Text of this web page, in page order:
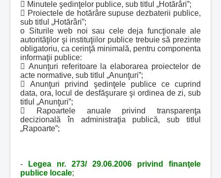
 Minutele şedinţelor publice, sub titlul „Hotărâri”;
 Proiectele de hotărâre supuse dezbaterii publice,
sub titlul „Hotărâri”;
o Siturile web noi sau cele deja funcţionale ale
autorităţilor şi instituţiilor publice trebuie să prezinte
obligatoriu, ca cerinţă minimală, pentru componenta
informaţii publice:
 Anunţuri referitoare la elaborarea proiectelor de
acte normative, sub titlul „Anunţuri”;
 Anunţuri privind şedinţele publice ce cuprind
data, ora, locul de desfăşurare şi ordinea de zi, sub
titlul „Anunţuri”;
 Rapoartele anuale privind transparenţa
decizională în administraţia publică, sub titlul
„Rapoarte”;
-
Legea nr. 273/ 29.06.2006 privind finanţele
publice locale;